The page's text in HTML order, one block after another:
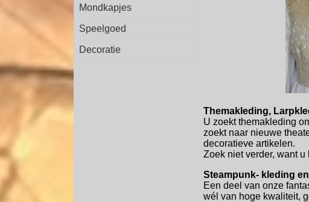
Mondkapjes
Speelgoed
Decoratie
Themakleding,
U zoekt themakleding
zoekt naar nieuwe
decoratieve artikelen.
Zoek niet verder, want u
Steampunk- kleding
Een deel van onze
wél van hoge kwaliteit,